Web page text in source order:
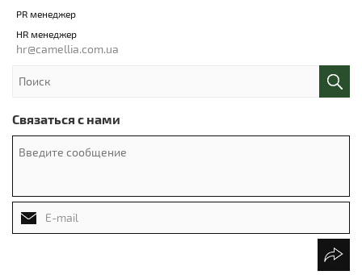
PR менеджер
HR менеджер
hr@camellia.com.ua
Связаться с нами